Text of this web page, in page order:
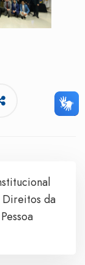
Direitos da